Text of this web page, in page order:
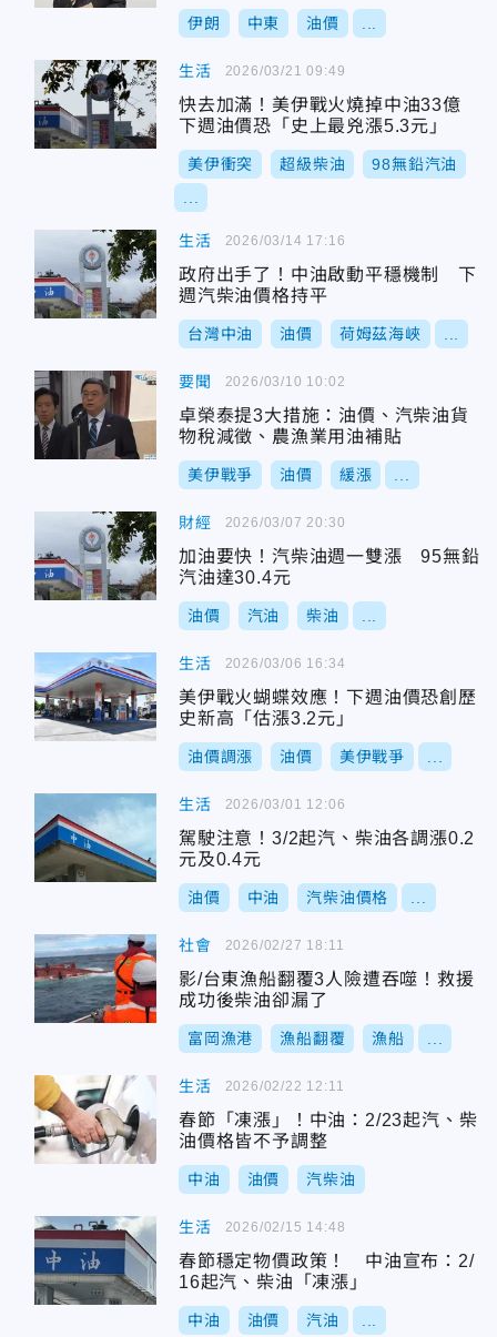
伊朗 中東 油價
生活
快去加滿！美伊戰火燒掉中油33億
下週油價恐「史上最兇漲5.3元」
美伊衝突 超級柴油 98無鉛汽油
2026/03/21 09:49
生活
政府出手了！中油啟動平穩機制 下
週汽柴油價格持平
台灣中油 油價 荷姆茲海峽
2026/03/14 17:16
要聞
卓榮泰提3大措施：油價、汽柴油貨
物稅減徵、農漁業用油補貼
美伊戰爭 油價 緩漲
2026/03/10 10:02
財經
加油要快！汽柴油週一雙漲 95無鉛
汽油達30.4元
油價 汽油 柴油
2026/03/07 20:30
生活
美伊戰火蝴蝶效應！下週油價恐創歷
史新高「估漲3.2元」
油價調漲 油價 美伊戰爭
2026/03/06 16:34
生活
駕駛注意！3/2起汽、柴油各調漲0.2
元及0.4元
油價 中油 汽柴油價格
2026/03/01 12:06
社會
影/台東漁船翻覆3人險遭吞噬！救援
成功後柴油卻漏了
富岡漁港 漁船翻覆 漁船
2026/02/27 18:11
生活
春節「凍漲」！中油：2/23起汽、柴
油價格皆不予調整
中油 油價 汽柴油
2026/02/22 12:11
生活
春節穩定物價政策！ 中油宣布：2/
16起汽、柴油「凍漲」
中油 油價 汽油
2026/02/15 14:48